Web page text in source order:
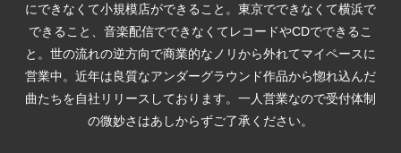
にできなくて小規模店ができること。東京でできなくて横浜で
できること、音楽配信でできなくてレコードやCDでできるこ
と。世の流れの逆方向で商業的なノリから外れてマイペースに
営業中。近年は良質なアンダーグラウンド作品から惚れ込んだ
曲たちを自社リリースしております。一人営業なので受付体制
の微妙さはあしからずご了承ください。